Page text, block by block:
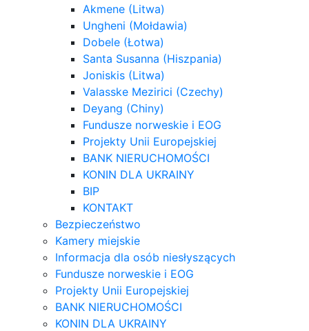
Akmene (Litwa)
Ungheni (Mołdawia)
Dobele (Łotwa)
Santa Susanna (Hiszpania)
Joniskis (Litwa)
Valasske Mezirici (Czechy)
Deyang (Chiny)
Fundusze norweskie i EOG
Projekty Unii Europejskiej
BANK NIERUCHOMOŚCI
KONIN DLA UKRAINY
BIP
KONTAKT
Bezpieczeństwo
Kamery miejskie
Informacja dla osób niesłyszących
Fundusze norweskie i EOG
Projekty Unii Europejskiej
BANK NIERUCHOMOŚCI
KONIN DLA UKRAINY